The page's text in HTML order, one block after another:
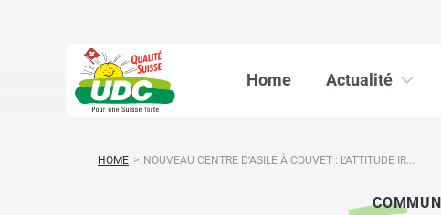
Home Actualité
HOME > NOUVEAU CENTRE D’ASILE À COUVET : L’ATTITUDE IR...